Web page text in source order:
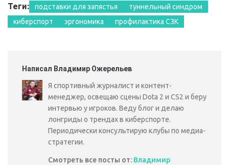
Теги: подставки для запястья
туннельный синдром
киберспорт
эргономика профилактика СЗК
Написал Владимир Ожерельев
Я спортивный журналист и контент-
менеджер, освещаю сцены Dota 2 и CS2 и беру
интервью у игроков. Веду блог и делаю
лонгриды о трендах в киберспорте.
Периодически консультирую клубы по медиа-
стратегии.
Смотреть все посты от: Владимир